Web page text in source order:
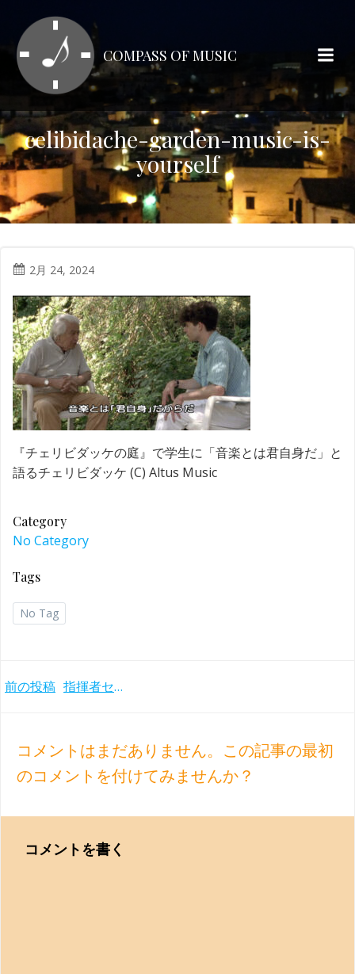
テ
ン
ツ
ス
キ
ッ
プ
COMPASS OF MUSIC
celibidache-garden-music-is-
yourself
2月 24, 2024
『チェリビダッケの庭』で学生に「音楽とは君自身だ」と
語るチェリビダッケ (C) Altus Music
Category
No Category
Tags
No Tag
Post
前の投稿 指揮者セルジュ・チェリビダッケの名言〜『音楽とは君自身だ』
コメントはまだありません。この記事の最初
のコメントを付けてみませんか？
コメントを書く